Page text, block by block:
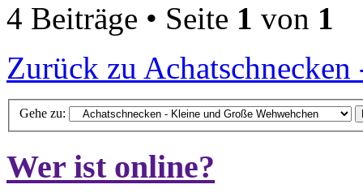
4 Beiträge • Seite 1 von 1
Zurück zu
Gehe zu:
Wer ist online?